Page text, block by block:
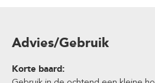
Advies/Gebruik
Korte baard: